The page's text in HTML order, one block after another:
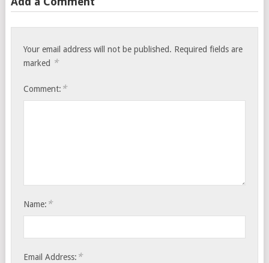
Your email address will not be published. Required fields are
marked *
Comment: *
Name: *
Email Address: *